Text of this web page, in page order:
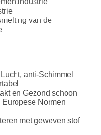
van de
anti-Schimmel
en Gezond schoon
Europese Normen
met geweven stof